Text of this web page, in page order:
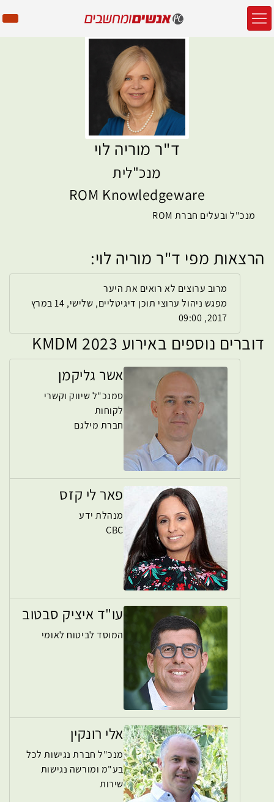
ד"ר מוריה לוי
מנכ"לית
ROM Knowledgeware
מנכ"ל ובעלים חברת ROM
הרצאות מפי ד"ר מוריה לוי:
מרוב ערוצים לא רואים את היער
מפגש ניהול ערוצי תוכן דיגיטליים, שלישי, 14 במרץ
2017, 09:00
דוברים נוספים באירוע KMDM 2023
אשר גליקמן
סמנכ"ל שיווק וקשרי
לקוחות
חברת מילגם
פאר לי קזס
מנהלת ידע
CBC
עו"ד איציק סבטוב
המוסד לביטוח לאומי
אלי רונקין
מנכ"ל חברת נגישות לכל
בע"מ ומורשה נגישות
שירות